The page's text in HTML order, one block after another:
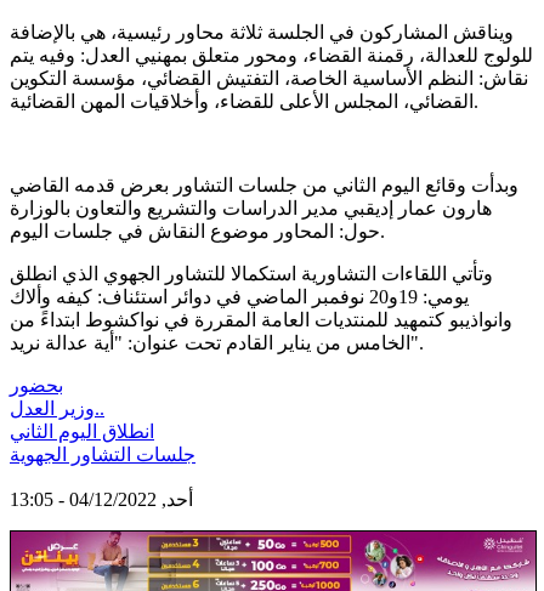
ويناقش المشاركون في الجلسة ثلاثة محاور رئيسية، هي بالإضافة
للولوج للعدالة، رقمنة القضاء، ومحور متعلق بمهنيي العدل: وفيه يتم
نقاش: النظم الأساسية الخاصة، التفتيش القضائي، مؤسسة التكوين
القضائي، المجلس الأعلى للقضاء، وأخلاقيات المهن القضائية.
وبدأت وقائع اليوم الثاني من جلسات التشاور بعرض قدمه القاضي
هارون عمار إديقبي مدير الدراسات والتشريع والتعاون بالوزارة
حول: المحاور موضوع النقاش في جلسات اليوم.
وتأتي اللقاءات التشاورية استكمالا للتشاور الجهوي الذي انطلق
يومي: 19و20 نوفمبر الماضي في دوائر استئناف: كيفه وألاك
وانواذيبو كتمهيد للمنتديات العامة المقررة في نواكشوط ابتداءً من
الخامس من يناير القادم تحت عنوان: "أية عدالة نريد".
بحضور
وزير العدل..
انطلاق اليوم الثاني
جلسات التشاور الجهوية
أحد, 04/12/2022 - 13:05